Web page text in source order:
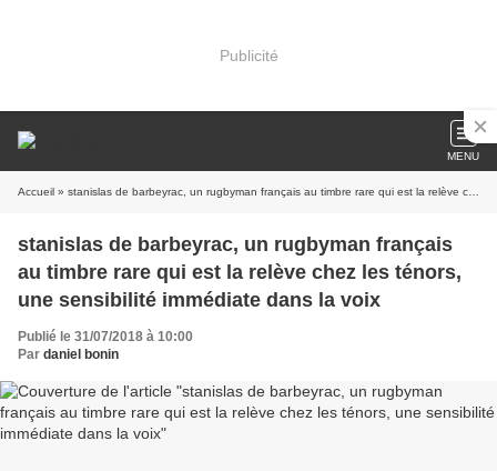
Publicité
MENU
Accueil » stanislas de barbeyrac, un rugbyman français au timbre rare qui est la relève chez les ténors, une sensibilité immédiate dans la voix
stanislas de barbeyrac, un rugbyman français
au timbre rare qui est la relève chez les ténors,
une sensibilité immédiate dans la voix
Publié le 31/07/2018 à 10:00
Par daniel bonin